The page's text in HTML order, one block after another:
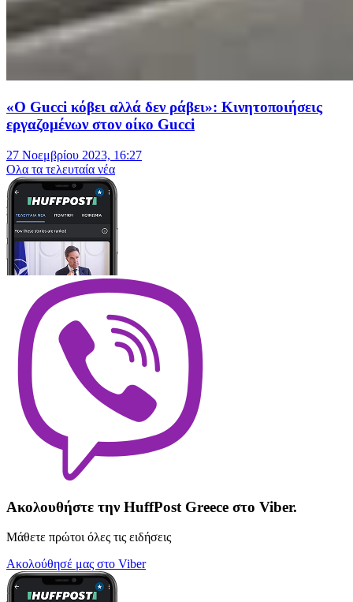
«Ο Gucci κόβει αλλά δεν ράβει»: Κινητοποιήσεις
εργαζομένων στον οίκο Gucci
27 Νοεμβρίου 2023, 16:27
Oλα τα τελευταία νέα
Ακολουθήστε την HuffPost Greece στο Viber.
Μάθετε πρώτοι όλες τις ειδήσεις
Ακολούθησέ μας στο Viber